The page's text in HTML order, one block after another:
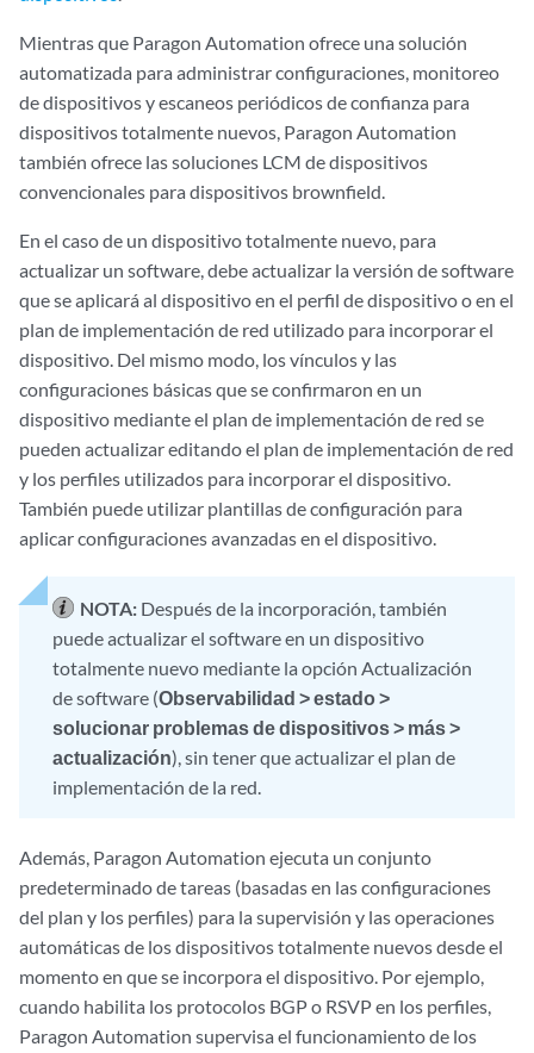
Mientras que Paragon Automation ofrece una solución
automatizada para administrar configuraciones, monitoreo
de dispositivos y escaneos periódicos de confianza para
dispositivos totalmente nuevos, Paragon Automation
también ofrece las soluciones LCM de dispositivos
convencionales para dispositivos brownfield.
En el caso de un dispositivo totalmente nuevo, para
actualizar un software, debe actualizar la versión de software
que se aplicará al dispositivo en el perfil de dispositivo o en el
plan de implementación de red utilizado para incorporar el
dispositivo. Del mismo modo, los vínculos y las
configuraciones básicas que se confirmaron en un
dispositivo mediante el plan de implementación de red se
pueden actualizar editando el plan de implementación de red
y los perfiles utilizados para incorporar el dispositivo.
También puede utilizar plantillas de configuración para
aplicar configuraciones avanzadas en el dispositivo.
NOTA: Después de la incorporación, también
puede actualizar el software en un dispositivo
totalmente nuevo mediante la opción Actualización
de software (Observabilidad > estado >
solucionar problemas de dispositivos > más >
actualización), sin tener que actualizar el plan de
implementación de la red.
Además, Paragon Automation ejecuta un conjunto
predeterminado de tareas (basadas en las configuraciones
del plan y los perfiles) para la supervisión y las operaciones
automáticas de los dispositivos totalmente nuevos desde el
momento en que se incorpora el dispositivo. Por ejemplo,
cuando habilita los protocolos BGP o RSVP en los perfiles,
Paragon Automation supervisa el funcionamiento de los